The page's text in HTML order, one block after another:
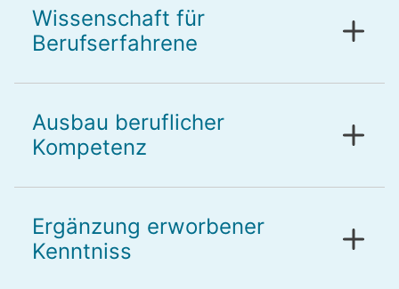
Wissenschaft für
Berufserfahrene
Ausbau beruflicher
Kompetenz
Ergänzung erworbener
Kenntniss